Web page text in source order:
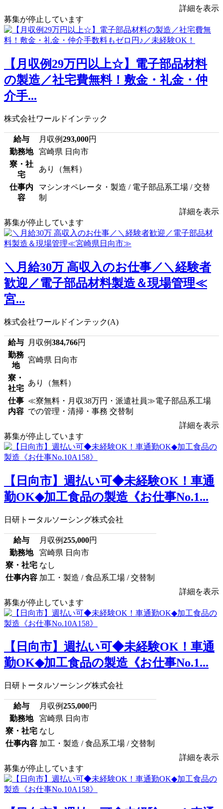
詳細を表示
募集が停止しています
【月収例29万円以上☆】電子部品材料
の製造／社宅費無料！敷金・礼金・仲
介手...
株式会社ワールドインテック
給与 月収例293,000円
勤務地
宮崎県 日向市
寮・社
宅
あり（無料）
仕事内
容
マシンオペレータ・製造 / 電子部品系工場 / 交替
制
詳細を表示
募集が停止しています
＼月給30万 高収入のお仕事／＼経験者
歓迎／電子部品材料製造＆現場管理≪
宮...
株式会社ワールドインテック(A)
給与 月収例384,766円
勤務
地
宮崎県 日向市
寮・
社宅
あり（無料）
仕事
内容
≪寮無料・月収38万円・派遣社員≫電子部品系工場
での管理・清掃・事務 交替制
詳細を表示
募集が停止しています
【日向市】週払い可◆未経験OK！車通
勤OK◆加工食品の製造《お仕事No.1...
日研トータルソーシング株式会社
給与 月収例255,000円
勤務地
宮崎県 日向市
寮・社宅 なし
仕事内容 加工・製造 / 食品系工場 / 交替制
詳細を表示
募集が停止しています
【日向市】週払い可◆未経験OK！車通
勤OK◆加工食品の製造《お仕事No.1...
日研トータルソーシング株式会社
給与 月収例255,000円
勤務地
宮崎県 日向市
寮・社宅 なし
仕事内容 加工・製造 / 食品系工場 / 交替制
詳細を表示
募集が停止しています